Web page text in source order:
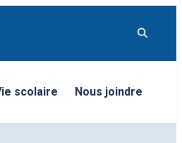
menu
scolaire Nous joindre